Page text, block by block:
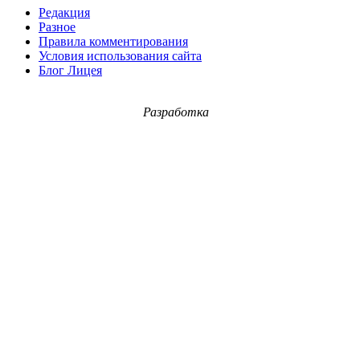
Редакция
Разное
Правила комментирования
Условия использования сайта
Блог Лицея
Разработка